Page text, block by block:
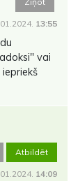
13:55
vai
Atbildēt
14:09